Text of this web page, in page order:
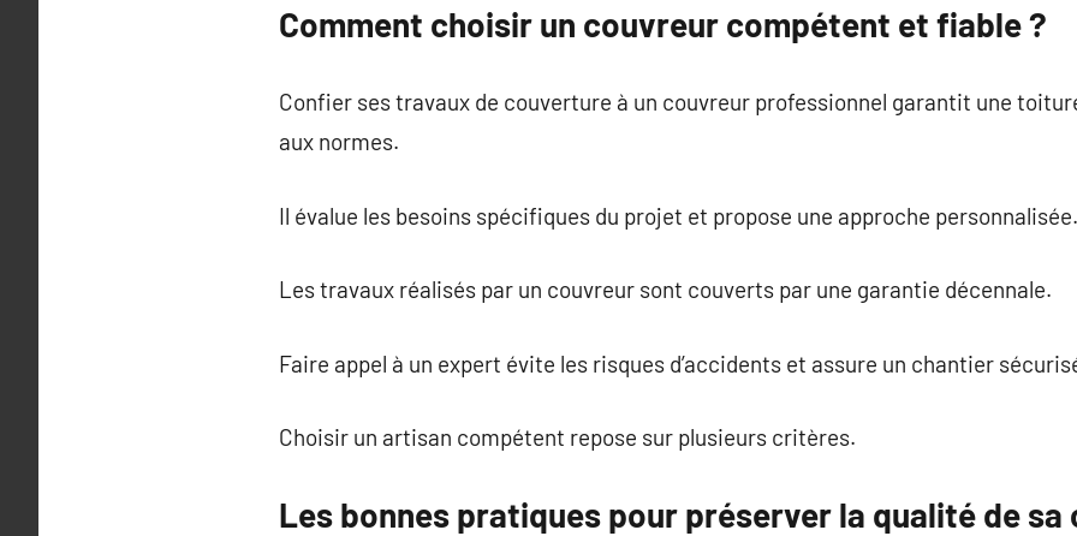
Comment choisir un couvreur compétent et fiable ?
Confier ses travaux de couverture à un couvreur professionnel garantit une
aux normes.
Il évalue les besoins spécifiques du projet et propose une approche personnalisée.
Les travaux réalisés par un couvreur sont couverts par une garantie décennale.
Faire appel à un expert évite les risques d’accidents et assure un chantier
Choisir un artisan compétent repose sur plusieurs critères.
Les bonnes pratiques pour préserver la qualité de